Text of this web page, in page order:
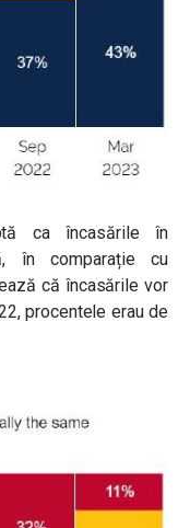
ca încasările în
în comparație cu
că încasările vor
procentele erau de